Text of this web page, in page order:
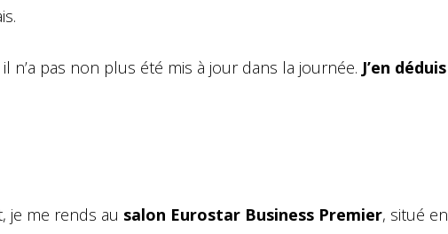
pas non plus été mis à jour dans la journée. J’en déduis
je me rends au salon Eurostar Business Premier, situé en